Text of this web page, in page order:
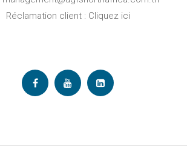
Réclamation client : Cliquez ici